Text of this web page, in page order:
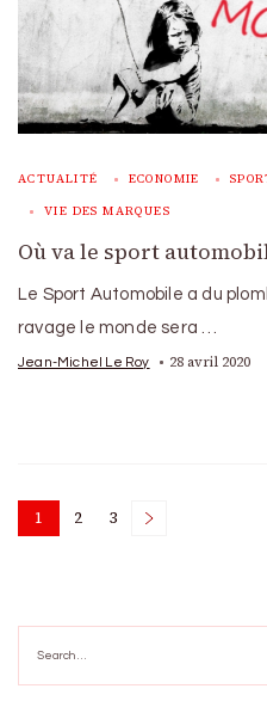
ACTUALITÉ ECONOMIE
VIE DES MARQUES
Où va le sport
Le Sport Automobile a du
ravage le monde sera …
Jean-Michel Le Roy 28 avril 2020
Posts
Page
1 Page
2 Page
3
for: